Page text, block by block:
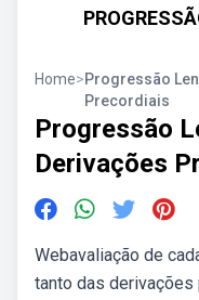
Home>Progressão
Precordiais
Progressão
Derivações
Webavaliação de
tanto das